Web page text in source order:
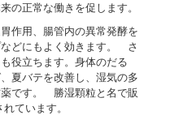
の正常な働きを促します。
作用、腸管内の異常発酵を
どにもよく効きます。 さ
役立ちます。身体のだる
夏バテを改善し、湿気の多
です。 勝湿顆粒と名で販
れています。